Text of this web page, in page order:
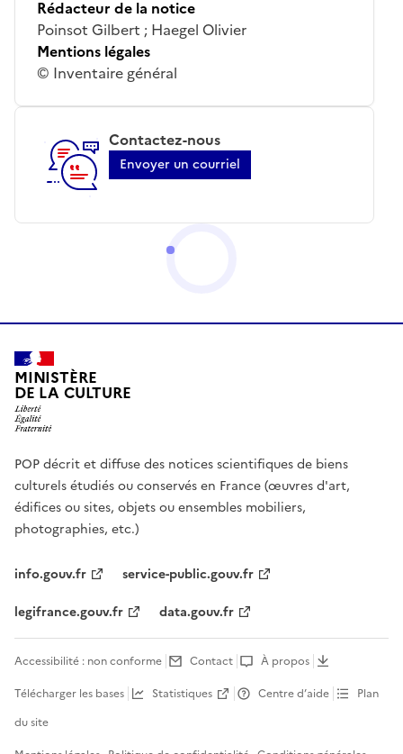
Rédacteur de la notice
Poinsot Gilbert ; Haegel Olivier
Mentions légales
© Inventaire général
Contactez-nous
Envoyer un courriel
MINISTÈRE
DE LA CULTURE
POP décrit et diffuse des notices scientifiques de biens
culturels étudiés ou conservés en France (œuvres d'art,
édifices ou sites, objets ou ensembles mobiliers,
photographies, etc.)
info.gouv.fr
service-public.gouv.fr
legifrance.gouv.fr
data.gouv.fr
Accessibilité : non conforme Contact
À propos
Télécharger les bases
Statistiques Centre d’aide
Plan
du site